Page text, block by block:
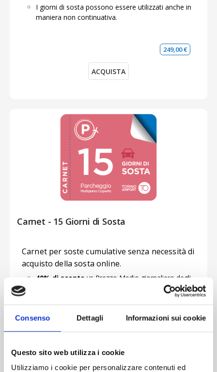
Consenso Dettagli Informazioni sui cookie
Questo sito web utilizza i cookie
Utilizziamo i cookie per personalizzare contenuti ed
I giorni di sosta possono essere utilizzati anche in
maniera non continuativa.
249,00 €
ACQUISTA
Carnet - 15 Giorni di Sosta
Carnet per soste cumulative senza necessità di
acquisto della sosta online.
40% di sconto vs Prezzo Medio giornaliero degli
Il Carnet dà diritto ad un totale complessivo di 15
di sosta nelParcheggio Multipiano
Coperto, entro6 mesi dalla data di acquisto.
Il Carnet è utilizzabile dopo 48 ore lavorative
dall'acquisto previo ritiro all'Info Point